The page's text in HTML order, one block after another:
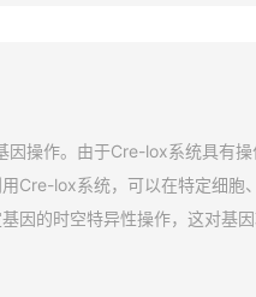
操作。由于Cre-lox系统具有
Cre-lox系统，可以在特定细胞
因的时空特异性操作，这对基